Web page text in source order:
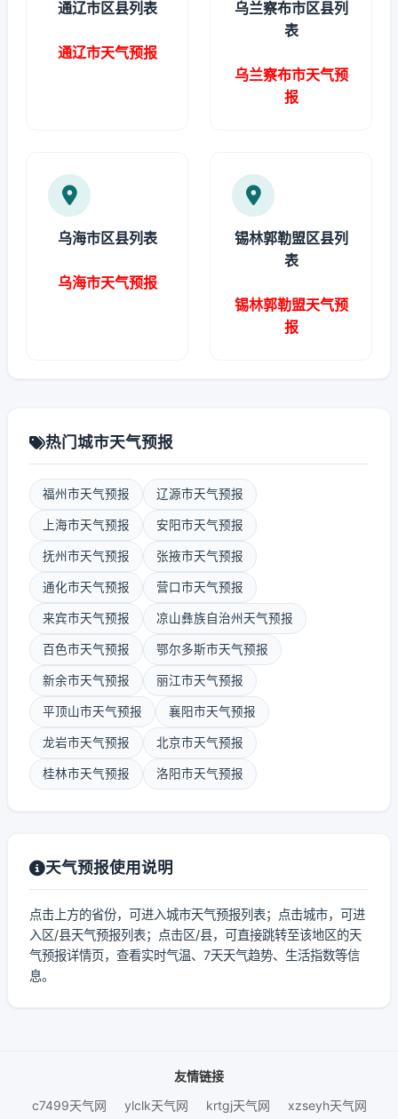
通辽市区县列表
通辽市天气预报
乌兰察布市区县列
表
乌兰察布市天气预
报
乌海市区县列表
乌海市天气预报
锡林郭勒盟区县列
表
锡林郭勒盟天气预
报
热门城市天气预报
福州市天气预报 辽源市天气预报
上海市天气预报 安阳市天气预报
抚州市天气预报 张掖市天气预报
通化市天气预报 营口市天气预报
来宾市天气预报 凉山彝族自治州天气预报
百色市天气预报 鄂尔多斯市天气预报
新余市天气预报 丽江市天气预报
平顶山市天气预报 襄阳市天气预报
龙岩市天气预报 北京市天气预报
桂林市天气预报 洛阳市天气预报
天气预报使用说明
点击上方的省份，可进入城市天气预报列表；点击城市，可进
入区/县天气预报列表；点击区/县，可直接跳转至该地区的天
气预报详情页，查看实时气温、7天天气趋势、生活指数等信
息。
友情链接
c7499天气网
ylclk天气网 krtgj天气网 xzseyh天气网